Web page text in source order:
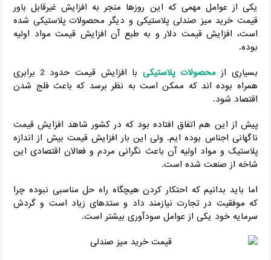
یکی از عوامل مهمی که این روزها منجر به افزایش غیرقابل باور
قیمت خرید میز صندلی پلاستیکی و دیگر محصولات پلاستیکی شده
است، افزایش قیمت دلار و به طبع آن افزایش قیمت مواد اولیه
بوده.
بسیاری ازمحصولات پلاستیکی
با افزایش قیمت حدود 2 برابری
همراه بوده اند که ممکن است به نظر برسد که باعث فلج شدن
اقتصاد شود.
پیش از این هم اتفاق افتاده بود که در کشور شاهد افزایش قیمت
ناگهانی اجناس بوده ایم. ولی این بار افزایش قیمت بیش از اندازه
پلاستیک و مواد اولیه آن باعث نگرانی مردم و فعالان اقتصادی این
شاخه از صنعت شده است.
اما باید بدانیم که احتکار کردن هیچگاه راه حل مناسبی نبوده چرا
که موفقیت در تجارت نیازمند داد و ستدهای زیاد است و گردش
سرمایه خود یکی از عوامل سودآوری بیشتر است.